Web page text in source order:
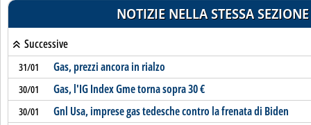
NOTIZIE NELLA STESSA SEZIONE
Successive
31/01 Gas, prezzi ancora in rialzo
30/01 Gas, l'IG Index Gme torna sopra 30 €
30/01 Gnl Usa, imprese gas tedesche contro la frenata di Biden